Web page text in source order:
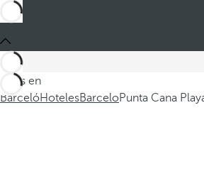
Estás en
BarcelóHotelesBarceloPunta Cana